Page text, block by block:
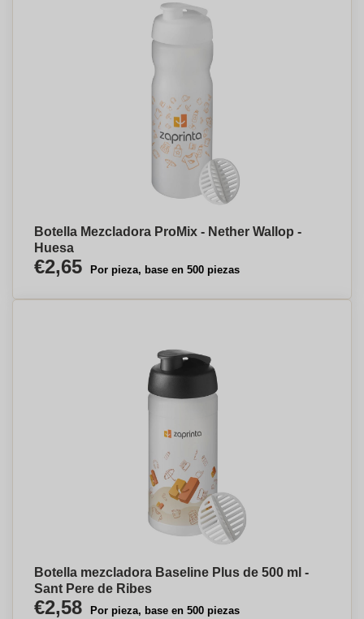
Botella Mezcladora ProMix - Nether Wallop -
Huesa
€2,65 Por pieza, base en 500 piezas
Botella mezcladora Baseline Plus de 500 ml -
Sant Pere de Ribes
€2,58 Por pieza, base en 500 piezas